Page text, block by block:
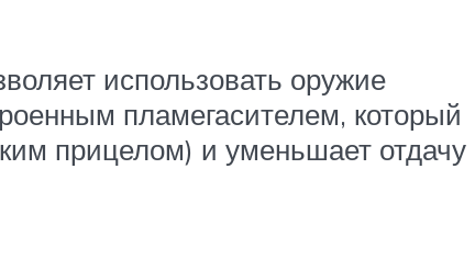
использовать оружие
пламегасителем, который
прицелом) и уменьшает отдачу